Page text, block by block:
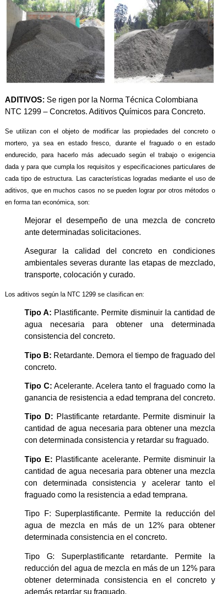
ADITIVOS: Se rigen por la Norma Técnica Colombiana
NTC 1299 – Concretos. Aditivos Químicos para Concreto.
Se utilizan con el objeto de modificar las propiedades del concreto o
mortero, ya sea en estado fresco, durante el fraguado o en estado
endurecido, para hacerlo más adecuado según el trabajo o exigencia
dada y para que cumpla los requisitos y especificaciones particulares de
cada tipo de estructura. Las características logradas mediante el uso de
aditivos, que en muchos casos no se pueden lograr por otros métodos o
en forma tan económica, son:
Mejorar el desempeño de una mezcla de concreto
ante determinadas solicitaciones.
Asegurar la calidad del concreto en condiciones
ambientales severas durante las etapas de mezclado,
transporte, colocación y curado.
Los aditivos según la NTC 1299 se clasifican en:
Tipo A: Plastificante. Permite disminuir la cantidad de
agua necesaria para obtener una determinada
consistencia del concreto.
Tipo B: Retardante. Demora el tiempo de fraguado del
concreto.
Tipo C: Acelerante. Acelera tanto el fraguado como la
ganancia de resistencia a edad temprana del concreto.
Tipo D: Plastificante retardante. Permite disminuir la
cantidad de agua necesaria para obtener una mezcla
con determinada consistencia y retardar su fraguado.
Tipo E: Plastificante acelerante. Permite disminuir la
cantidad de agua necesaria para obtener una mezcla
con determinada consistencia y acelerar tanto el
fraguado como la resistencia a edad temprana.
Tipo F: Superplastificante. Permite la reducción del
agua de mezcla en más de un 12% para obtener
determinada consistencia en el concreto.
Tipo G: Superplastificante retardante. Permite la
reducción del agua de mezcla en más de un 12% para
obtener determinada consistencia en el concreto y
además retardar su fraguado.